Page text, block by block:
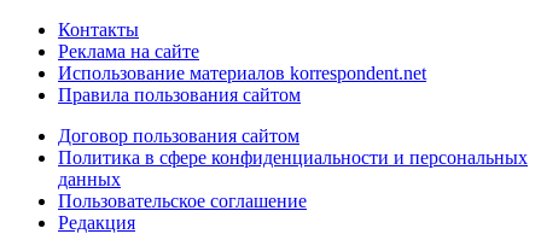
Контакты
Реклама на сайте
Использование материалов korrespondent.net
Правила пользования сайтом
Договор пользования сайтом
Политика в сфере конфиденциальности и персональных
данных
Пользовательское соглашение
Редакция